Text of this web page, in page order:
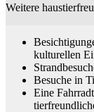
Weitere
kulturellen
Besuche in
Eine